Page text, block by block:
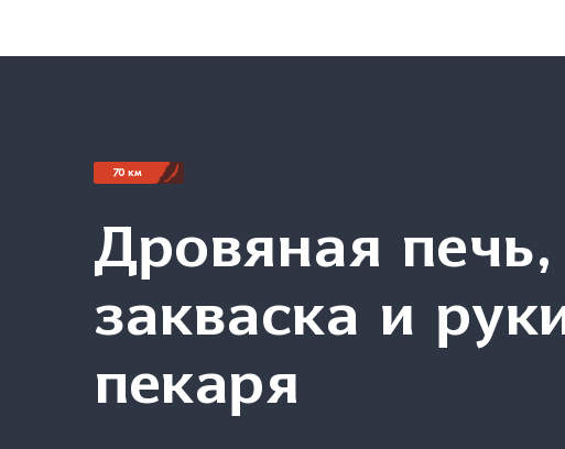
70 км
Дровяная печь,
закваска и
пекаря